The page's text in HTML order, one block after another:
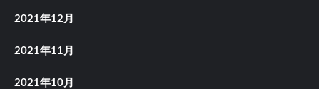
2021年12月
2021年11月
2021年10月